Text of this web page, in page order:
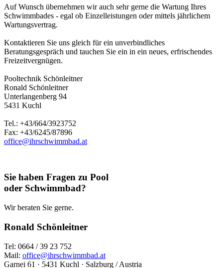
Auf Wunsch übernehmen wir auch sehr gerne die Wartung Ihres
Schwimmbades - egal ob Einzelleistungen oder mittels jährlichem
Wartungsvertrag.
Kontaktieren Sie uns gleich für ein unverbindliches
Beratungsgespräch und tauchen Sie ein in ein neues, erfrischendes
Freizeitvergnügen.
Pooltechnik Schönleitner
Ronald Schönleitner
Unterlangenberg 94
5431 Kuchl
Tel.: +43/664/3923752
Fax: +43/6245/87896
office@ihrschwimmbad.at
Sie haben Fragen zu Pool
oder Schwimmbad?
Wir beraten Sie gerne.
Ronald Schönleitner
Tel: 0664 / 39 23 752
Mail: office@ihrschwimmbad.at
Garnei 61 · 5431 Kuchl · Salzburg / Austria